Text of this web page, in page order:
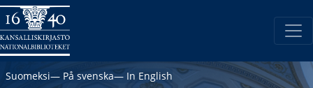
Suomeksi― På svenska― In English